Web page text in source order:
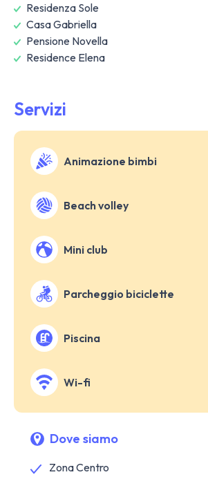
Residenza Sole
Casa Gabriella
Pensione Novella
Residence Elena
Servizi
Animazione bimbi
Beach volley
Mini club
Parcheggio biciclette
Piscina
Wi-fi
Dove siamo
Zona Centro